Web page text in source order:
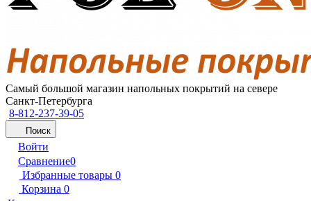
Самый большой магазин напольных покрытий на севере
Санкт-Петербурга
8-812-237-39-05
Поиск
Войти
Сравнение0
Избранные товары 0
Корзина 0